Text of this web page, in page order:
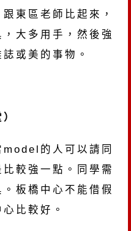
東區老師比起來，
大多用手，然後強
或美的事物。
的人可以請同
較強一點。同學需
板橋中心不能借假
比較好。